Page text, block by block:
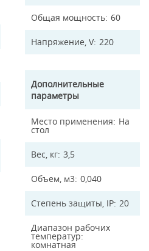
Общая мощность 60
Напряжение, V 220
Дополнительные
параметры
Место применения На
стол
Вес, кг 3,5
Объем, м3 0,040
Степень защиты, IP 20
Диапазон рабочих
температур
комнатная